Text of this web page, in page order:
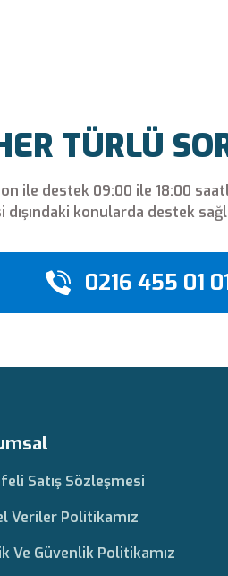
TÜRLÜ
ile destek 09:00 ile 18:00
dışındaki konularda destek
0216 455 01
Satış Sözleşmesi
Veriler Politikamız
Ve Güvenlik Politikamız